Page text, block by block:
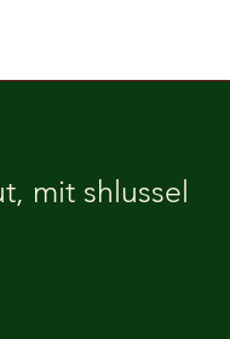
mit shlussel